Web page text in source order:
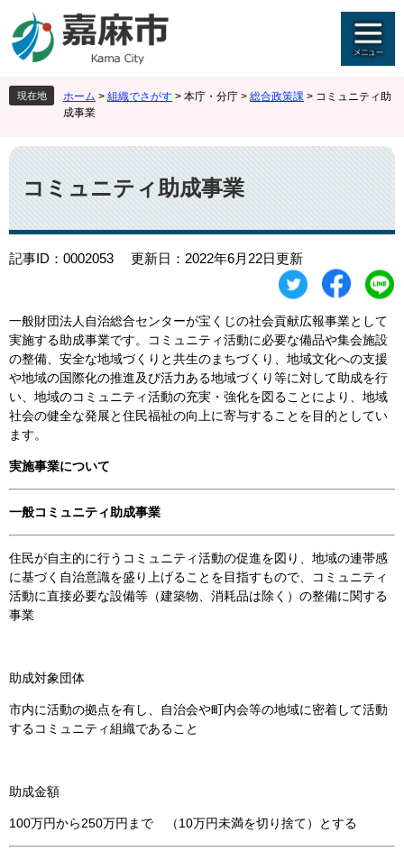
ジ
先
頭
。
ュ
を
飛
て
本
文
へ
現在地 ホーム > 組織でさがす > 本庁・分庁 > 総合政策課 > コミュニティ助
成事業
本
文
コミュニティ助成事業
記事ID：0002053 更新日：2022年6月22日更新
一般財団法人自治総合センターが宝くじの社会貢献広報事業として
実施する助成事業です。コミュニティ活動に必要な備品や集会施設
の整備、安全な地域づくりと共生のまちづくり、地域文化への支援
や地域の国際化の推進及び活力ある地域づくり等に対して助成を行
い、地域のコミュニティ活動の充実・強化を図ることにより、地域
社会の健全な発展と住民福祉の向上に寄与することを目的としてい
ます。
実施事業について
一般コミュニティ助成事業
住民が自主的に行うコミュニティ活動の促進を図り、地域の連帯感
に基づく自治意識を盛り上げることを目指すもので、コミュニティ
活動に直接必要な設備等（建築物、消耗品は除く）の整備に関する
事業
助成対象団体
市内に活動の拠点を有し、自治会や町内会等の地域に密着して活動
するコミュニティ組織であること
助成金額
100万円から250万円まで （10万円未満を切り捨て）とする